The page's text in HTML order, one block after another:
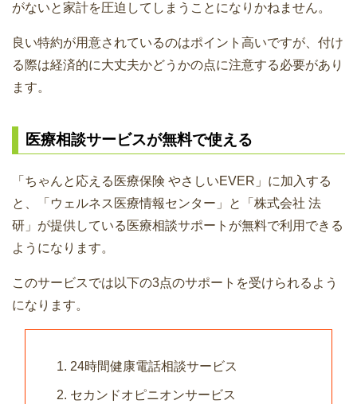
がないと家計を圧迫してしまうことになりかねません。
良い特約が用意されているのはポイント高いですが、付け
る際は経済的に大丈夫かどうかの点に注意する必要があり
ます。
医療相談サービスが無料で使える
「ちゃんと応える医療保険 やさしいEVER」に加入する
と、「ウェルネス医療情報センター」と「株式会社 法
研」が提供している医療相談サポートが無料で利用できる
ようになります。
このサービスでは以下の3点のサポートを受けられるよう
になります。
24時間健康電話相談サービス
セカンドオピニオンサービス